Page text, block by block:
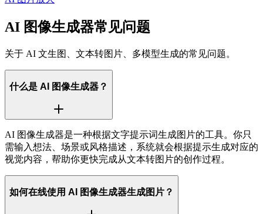
AI 图像生成器常见问题
关于 AI 文生图、文本转图片、多模型生成的常见问题。
什么是 AI 图像生成器？
AI 图像生成器是一种根据文字提示词生成图片的工具。你只
需输入想法、场景或风格描述，系统就会根据提示生成对应的
视觉内容，帮助你更快完成从文本转图片的创作过程。
如何在线使用 AI 图像生成器生成图片？